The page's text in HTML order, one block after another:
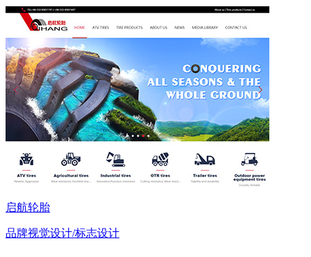
启航轮胎
品牌视觉设计/标志设计